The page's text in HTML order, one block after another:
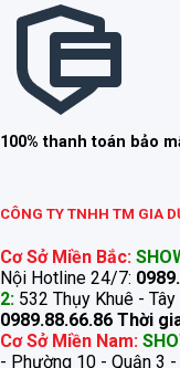
100% thanh toán bảo
CÔNG TY TNHH TM GIA
Cơ Sở Miền Bắc:
Nội Hotline 24/7:
2: 532 Thụy Khuê -
0989.88.66.86 Thời
Cơ Sở Miền Nam:
- Phường 10 - Quận 3 -